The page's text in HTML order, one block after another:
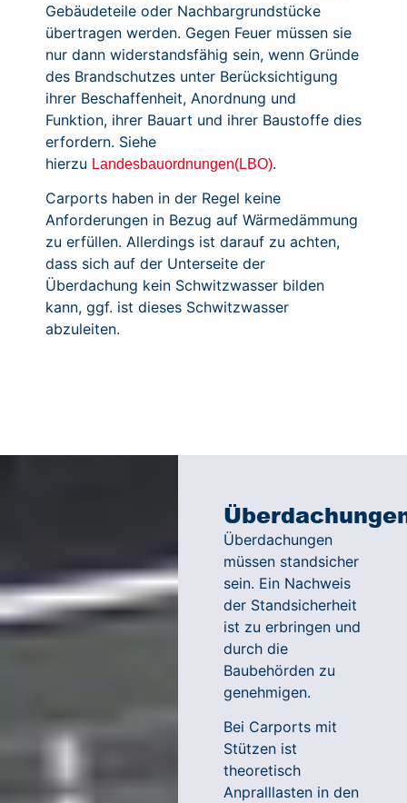
Gebäudeteile oder Nachbargrundstücke
übertragen werden. Gegen Feuer müssen sie
nur dann widerstandsfähig sein, wenn Gründe
des Brandschutzes unter Berücksichtigung
ihrer Beschaffenheit, Anordnung und
Funktion, ihrer Bauart und ihrer Baustoffe dies
erfordern. Siehe
hierzu Landesbauordnungen(LBO).
Carports haben in der Regel keine
Anforderungen in Bezug auf Wärmedämmung
zu erfüllen. Allerdings ist darauf zu achten,
dass sich auf der Unterseite der
Überdachung kein Schwitzwasser bilden
kann, ggf. ist dieses Schwitzwasser
abzuleiten.
Überdachungen
müssen standsicher
sein. Ein Nachweis
der Standsicherheit
ist zu erbringen und
durch die
Baubehörden zu
genehmigen.
Bei Carports mit
Stützen ist
theoretisch
Anpralllasten in den